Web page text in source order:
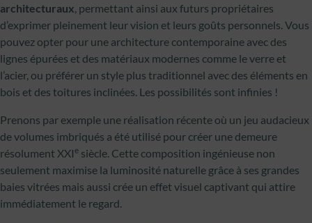
architecturaux , permettant ainsi aux futurs propriétaires
d’exprimer pleinement leur vision et leurs goûts personnels. Vous
pouvez opter pour une architecture contemporaine avec des
lignes épurées et des matériaux modernes comme le verre et
l’acier, ou préférer un style plus traditionnel avec des éléments en
bois et des toitures inclinées. Les possibilités sont infinies !
Prenons par exemple une réalisation récente où un jeu audacieux
de volumes imbriqués a été utilisé pour créer une demeure
résolument XXIe siècle. Cette composition ingénieuse non
seulement maximise la luminosité naturelle grâce à ses grandes
baies vitrées mais aussi crée un effet visuel captivant qui attire
immédiatement le regard.